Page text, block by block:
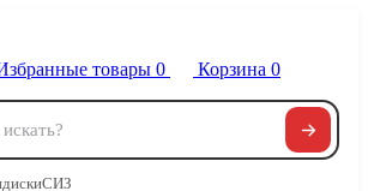
товары 0 Корзина 0
дискиСИЗ